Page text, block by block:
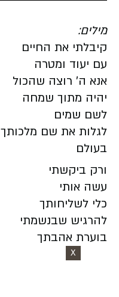
מילים:
קיבלתי את החיים
עם יעוד ומטרה
אנא ה׳ רוצה שהכול
יהיה מתוך שמחה
לשם שמים
לגלות את שם מלכותך
בעולם
ורק ביקשתי
עשה אותי
כלי לשליחותך
להרגיש שבנשמתי
בוערת אהבתך
X